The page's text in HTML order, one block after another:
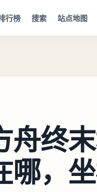
行榜 搜索 站点地图
舟终
哪，